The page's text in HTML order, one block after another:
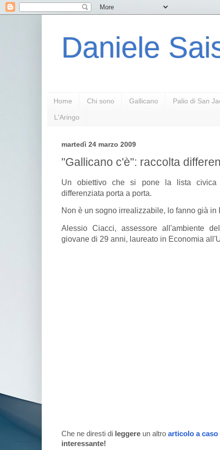
Daniele
Home Chi sono Gallicano Palio di San
L'Aringo
martedì 24 marzo 2009
"Gallicano c'è": raccolta
Un obiettivo che si pone la lista
differenziata porta a porta.
Non è un sogno irrealizzabile, lo fanno già
Alessio Ciacci, assessore all'ambiente
giovane di 29 anni, laureato in Economia
Che ne diresti di leggere un altro articolo a caso
interessante!